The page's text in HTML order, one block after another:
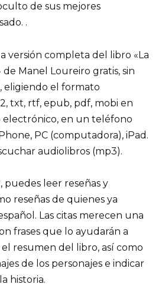
de sus mejores
.
versión completa del libro «La
de Manel Loureiro gratis, sin
eligiendo el formato
txt, rtf, epub, pdf, mobi en
electrónico, en un teléfono
PC (computadora), iPad.
audiolibros (mp3).
puedes leer reseñas y
reseñas de quienes ya
Las citas merecen una
frases que lo ayudarán a
resumen del libro, así como
de los personajes e indicar
historia.